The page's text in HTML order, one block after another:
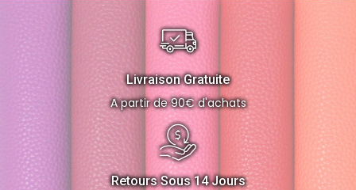
Livraison Gratuite
A partir de 90€ d'achats
Retours Sous 14 Jours